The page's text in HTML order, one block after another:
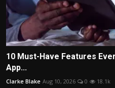
10 Must-Have Features
App...
Clarke Blake Aug 10, 2026 0 18.1k